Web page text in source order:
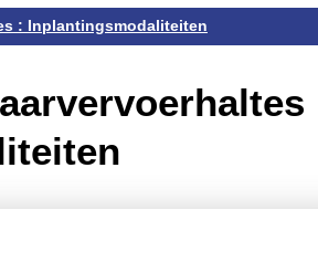
: Inplantingsmodaliteiten
: